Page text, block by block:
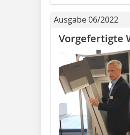
Ausgabe 06/2022
Vorgefertigte